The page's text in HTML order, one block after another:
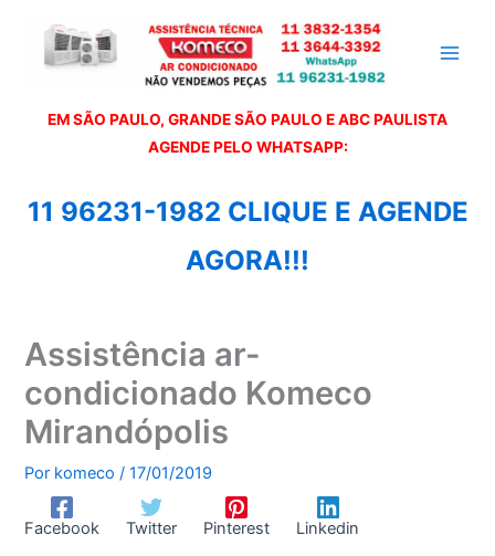
EM SÃO PAULO, GRANDE SÃO PAULO E ABC PAULISTA
AGENDE PELO WHATSAPP:
11 96231-1982 CLIQUE E AGENDE
AGORA!!!
Assistência ar-
condicionado Komeco
Mirandópolis
Por komeco/17/01/2019
Facebook Twitter Pinterest Linkedin